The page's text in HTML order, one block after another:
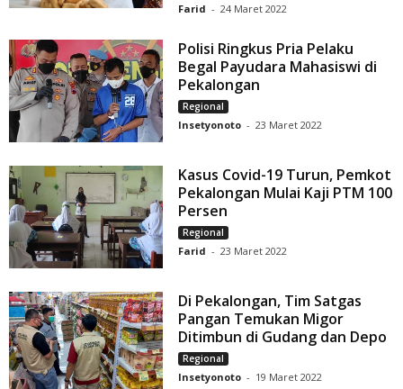
Farid - 24 Maret 2022
Polisi Ringkus Pria Pelaku
Begal Payudara Mahasiswi di
Pekalongan
Regional
Insetyonoto - 23 Maret 2022
Kasus Covid-19 Turun, Pemkot
Pekalongan Mulai Kaji PTM 100
Persen
Regional
Farid - 23 Maret 2022
Di Pekalongan, Tim Satgas
Pangan Temukan Migor
Ditimbun di Gudang dan Depo
Regional
Insetyonoto - 19 Maret 2022